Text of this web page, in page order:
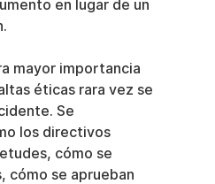
en lugar de un
mayor importancia
éticas rara vez se
Se
los directivos
cómo se
cómo se aprueban